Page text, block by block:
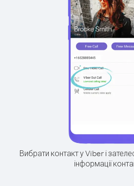
Вибрати контакт у Viber і
інформації